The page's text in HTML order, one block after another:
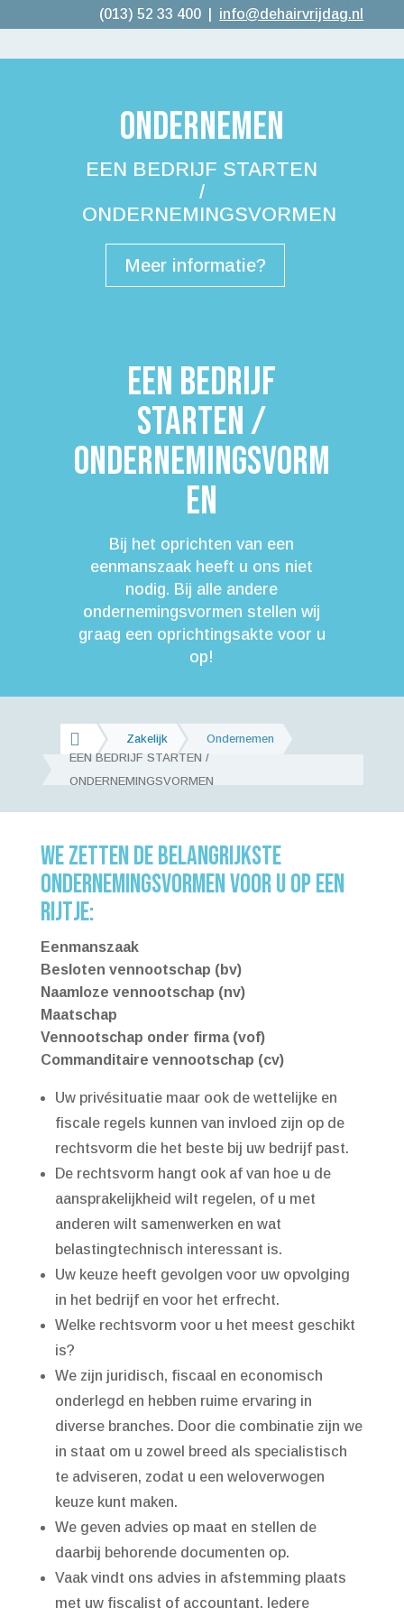
(013) 52 33 400 | info@dehairvrijdag.nl
Ondernemen
EEN BEDRIJF STARTEN
/
ONDERNEMINGSVORMEN
Meer informatie?
Een bedrijf
starten /
ondernemingsvorm
en
Bij het oprichten van een
eenmanszaak heeft u ons niet
nodig. Bij alle andere
ondernemingsvormen stellen wij
graag een oprichtingsakte voor u
op!
 Zakelijk
Ondernemen
EEN BEDRIJF STARTEN /
ONDERNEMINGSVORMEN
We zetten de belangrijkste
ondernemingsvormen voor u op een
rijtje:
Eenmanszaak
Besloten vennootschap (bv)
Naamloze vennootschap (nv)
Maatschap
Vennootschap onder firma (vof)
Commanditaire vennootschap (cv)
Uw privésituatie maar ook de wettelijke en
fiscale regels kunnen van invloed zijn op de
rechtsvorm die het beste bij uw bedrijf past.
De rechtsvorm hangt ook af van hoe u de
aansprakelijkheid wilt regelen, of u met
anderen wilt samenwerken en wat
belastingtechnisch interessant is.
Uw keuze heeft gevolgen voor uw opvolging
in het bedrijf en voor het erfrecht.
Welke rechtsvorm voor u het meest geschikt
is?
We zijn juridisch, fiscaal en economisch
onderlegd en hebben ruime ervaring in
diverse branches. Door die combinatie zijn we
in staat om u zowel breed als specialistisch
te adviseren, zodat u een weloverwogen
keuze kunt maken.
We geven advies op maat en stellen de
daarbij behorende documenten op.
Vaak vindt ons advies in afstemming plaats
met uw fiscalist of accountant. Iedere